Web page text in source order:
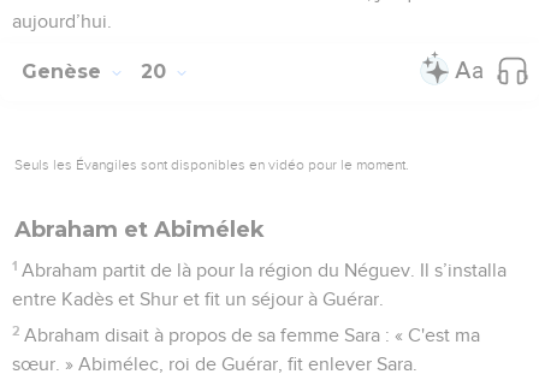
aujourd’hui.
Genèse 20
Seuls les Évangiles sont disponibles en vidéo pour le moment.
Abraham et Abimélek
1 Abraham partit de là pour la région du Néguev. Il s’installa
entre Kadès et Shur et fit un séjour à Guérar.
2 Abraham disait à propos de sa femme Sara : « C'est ma
sœur. » Abimélec, roi de Guérar, fit enlever Sara.